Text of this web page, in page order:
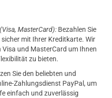
MasterCard): Bezahlen Sie
mit Ihrer Kreditkarte. Wir
Visa und MasterCard um Ihnen
zu bieten.
Sie den beliebten und
Zahlungsdienst PayPal, um
einfach und zuverlässig